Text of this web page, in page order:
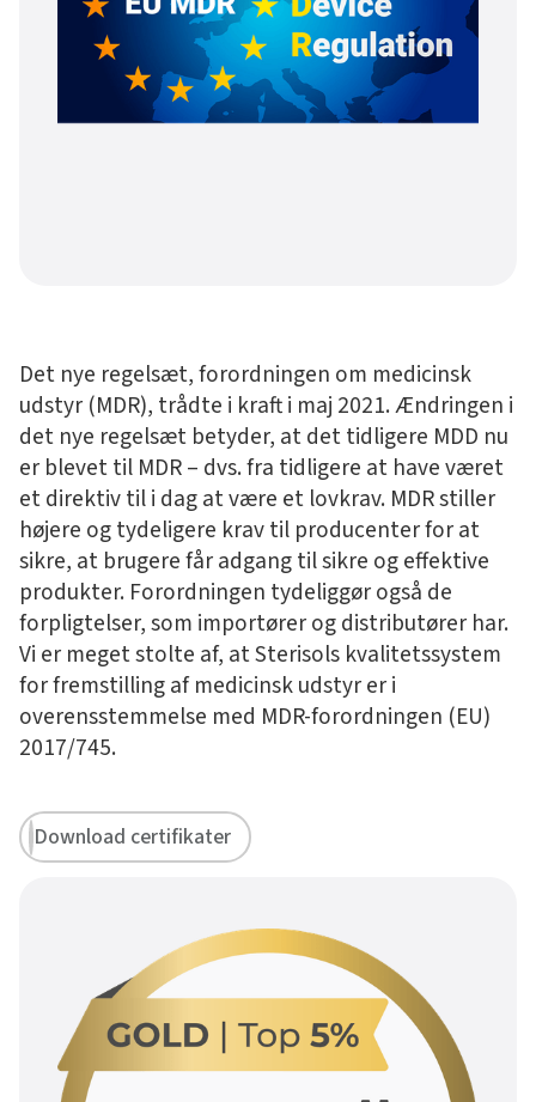
Det nye regelsæt, forordningen om medicinsk
udstyr (MDR), trådte i kraft i maj 2021. Ændringen i
det nye regelsæt betyder, at det tidligere MDD nu
er blevet til MDR – dvs. fra tidligere at have været
et direktiv til i dag at være et lovkrav. MDR stiller
højere og tydeligere krav til producenter for at
sikre, at brugere får adgang til sikre og effektive
produkter. Forordningen tydeliggør også de
forpligtelser, som importører og distributører har.
Vi er meget stolte af, at Sterisols kvalitetssystem
for fremstilling af medicinsk udstyr er i
overensstemmelse med MDR-forordningen (EU)
2017/745.
Download certifikater